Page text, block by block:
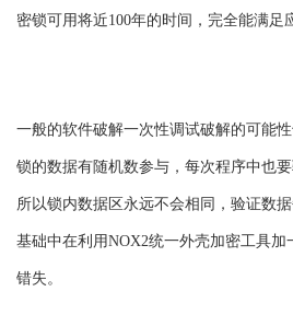
密锁可用将近100年的时间，完全能满足
一般的软件破解一次性调试破解的可能
锁的数据有随机数参与，每次程序中也
所以锁内数据区永远不会相同，验证数
基础中在利用NOX2统一外壳加密工具
错失。